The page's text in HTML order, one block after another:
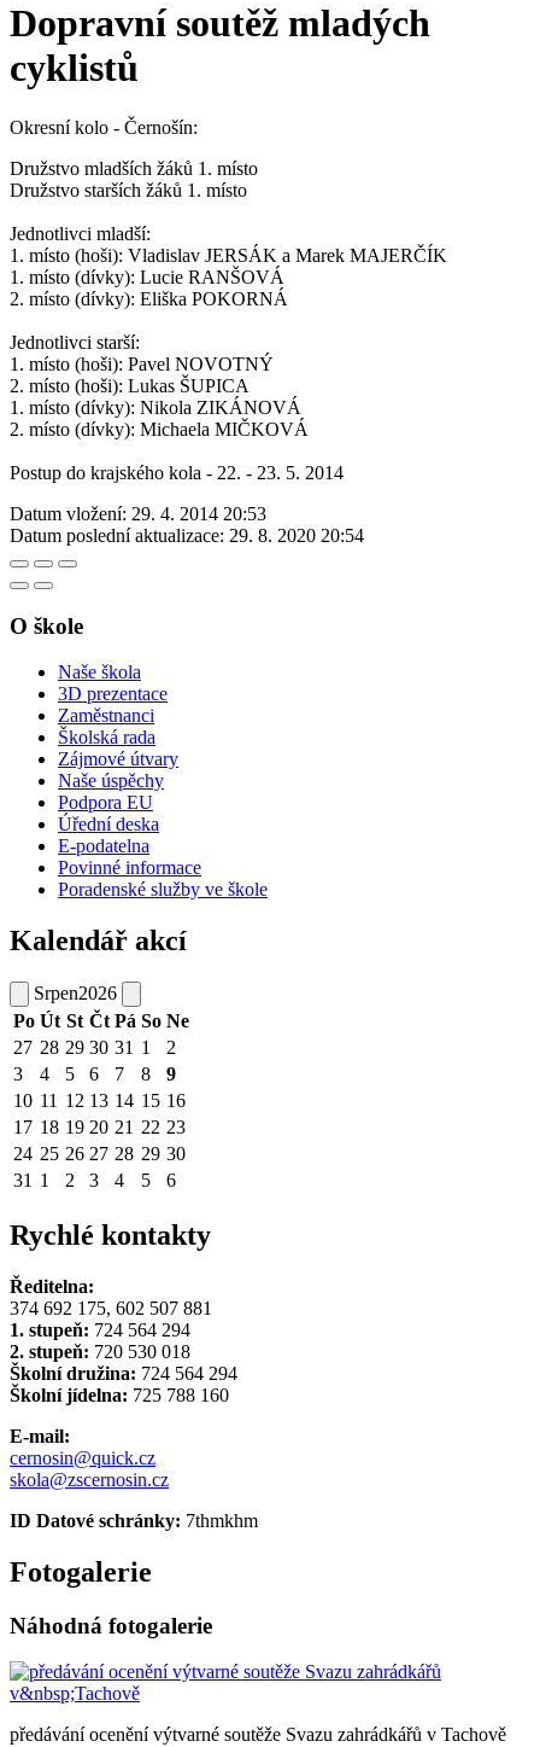
Dopravní soutěž mladých
cyklistů
Okresní kolo - Černošín:
Družstvo mladších žáků 1. místo
Družstvo starších žáků 1. místo
Jednotlivci mladší:
1. místo (hoši): Vladislav JERSÁK a Marek MAJERČÍK
1. místo (dívky): Lucie RANŠOVÁ
2. místo (dívky): Eliška POKORNÁ
Jednotlivci starší:
1. místo (hoši): Pavel NOVOTNÝ
2. místo (hoši): Lukas ŠUPICA
1. místo (dívky): Nikola ZIKÁNOVÁ
2. místo (dívky): Michaela MIČKOVÁ
Postup do krajského kola - 22. - 23. 5. 2014
Datum vložení: 29. 4. 2014 20:53
Datum poslední aktualizace: 29. 8. 2020 20:54
O škole
Naše škola
3D prezentace
Zaměstnanci
Školská rada
Zájmové útvary
Naše úspěchy
Podpora EU
Úřední deska
E-podatelna
Povinné informace
Poradenské služby ve škole
Kalendář akcí
Srpen2026
Po Út St Čt Pá So Ne
27 28 29 30 31 1
2
3
4 5 6 7 8
9
10 11 12 13 14 15 16
17 18 19 20 21 22 23
24 25 26 27 28 29 30
31 1 2 3 4 5 6
Rychlé kontakty
Ředitelna:
374 692 175, 602 507 881
1. stupeň: 724 564 294
2. stupeň: 720 530 018
Školní družina: 724 564 294
Školní jídelna: 725 788 160
E-mail:
cernosin@quick.cz
skola@zscernosin.cz
ID Datové schránky: 7thmkhm
Fotogalerie
Náhodná fotogalerie
předávání ocenění výtvarné soutěže Svazu zahrádkářů v Tachově